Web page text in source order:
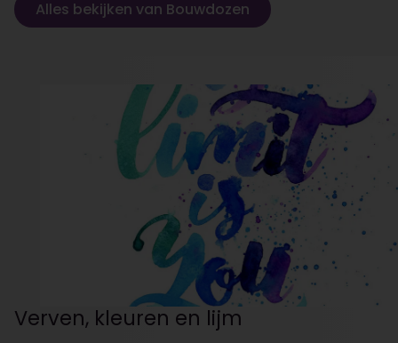
Alles bekijken van Bouwdozen
Verven, kleuren en lijm